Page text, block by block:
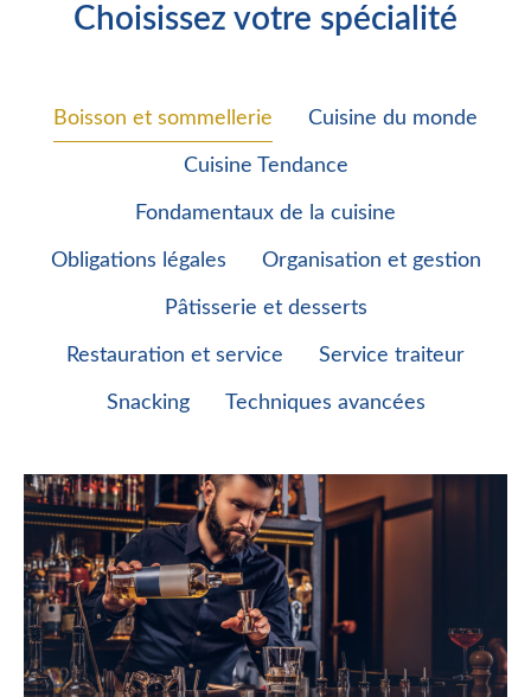
Choisissez votre spécialité
Boisson et sommellerie Cuisine du monde
Cuisine Tendance
Fondamentaux de la cuisine
Obligations légales Organisation et gestion
Pâtisserie et desserts
Restauration et service Service traiteur
Snacking Techniques avancées